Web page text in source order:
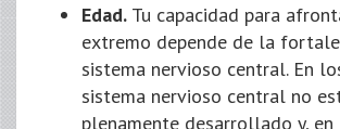
Edad. Tu capacidad para
extremo depende de la
sistema nervioso central. En
sistema nervioso central no
plenamente desarrollado y,